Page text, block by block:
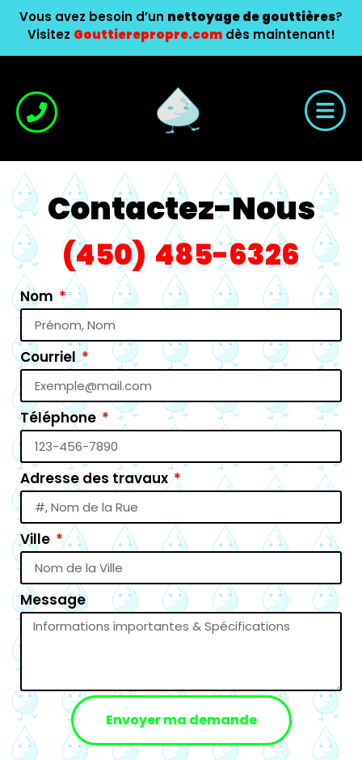
Vous avez besoin d’un nettoyage de gouttières?
Visitez Gouttierepropre.comdès maintenant!
Contactez-Nous
(450) 485-6326
Nom
Courriel
Téléphone
Adresse des travaux
Ville
Message
Envoyer ma demande